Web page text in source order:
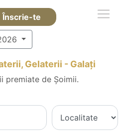
Înscrie-te
Gelaterii - Galaţi
premiate de Șoimii.